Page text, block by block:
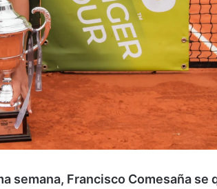
semana, Francisco Comesaña se